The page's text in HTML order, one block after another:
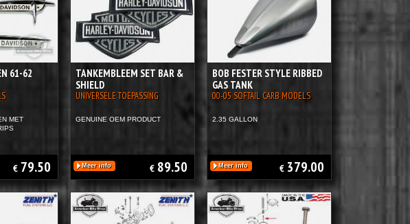
61-62
MET
€ 79.50
TANKEMBLEEM SET BAR &
SHIELD
UNIVERSELE TOEPASSING
GENUINE OEM PRODUCT
Meer info € 89.50
BOB FESTER STYLE RIBBED
GAS TANK
00-05 SOFTAIL CARB MODELS
2.35 GALLON
Meer info € 379.00